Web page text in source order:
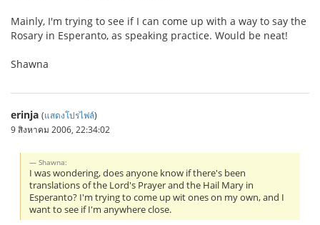
Mainly, I'm trying to see if I can come up with a way to say the
Rosary in Esperanto, as speaking practice. Would be neat!
Shawna
erinja (แสดงโปรไฟล์)
9 สิงหาคม 2006, 22:34:02
Shawna:
I was wondering, does anyone know if there's been
translations of the Lord's Prayer and the Hail Mary in
Esperanto? I'm trying to come up wit ones on my own, and I
want to see if I'm anywhere close.